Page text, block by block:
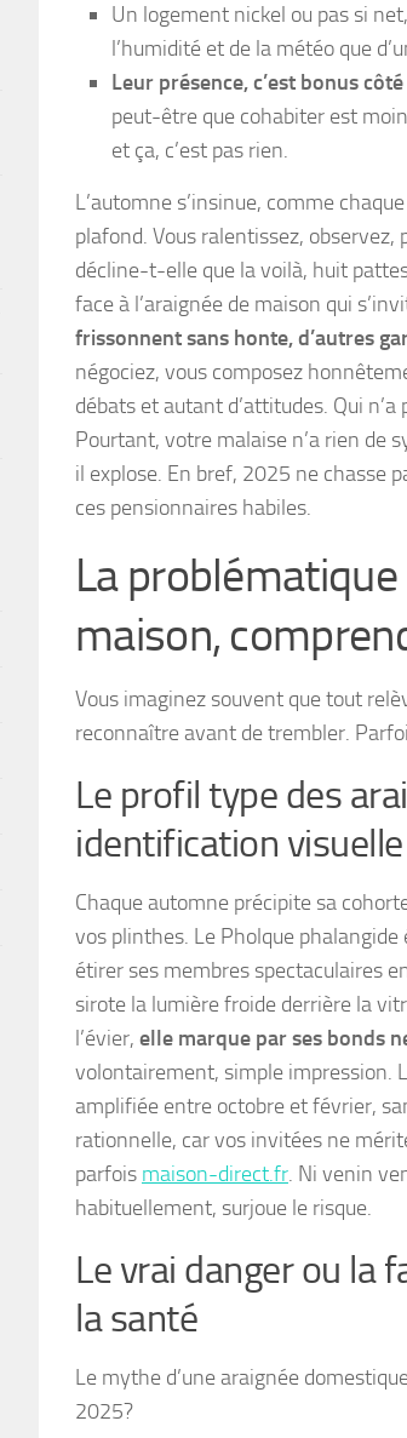
Un logement nickel ou pas si net,
l’humidité et de la météo que
Leur présence, c’est bonus
peut-être que cohabiter est
et ça, c’est pas rien.
L’automne s’insinue, comme
plafond. Vous ralentissez,
décline-t-elle que la voilà, huit
face à l’araignée de maison qui
frissonnent sans honte, d’autres
négociez, vous composez
débats et autant d’attitudes. Qui
Pourtant, votre malaise n’a rien de
il explose. En bref, 2025 ne chasse
ces pensionnaires habiles.
La
maison,
Vous imaginez souvent que tout
reconnaître avant de trembler.
Le profil type des
identification visuelle
Chaque automne précipite sa
vos plinthes. Le Pholque
étirer ses membres spectaculaires
sirote la lumière froide derrière la
l’évier, elle marque par ses bonds
volontairement, simple impression.
amplifiée entre octobre et février,
rationnelle, car vos invitées ne
parfois maison-direct.fr. Ni venin
habituellement, surjoue le risque.
Le vrai danger ou la
la santé
Le mythe d’une araignée
2025?